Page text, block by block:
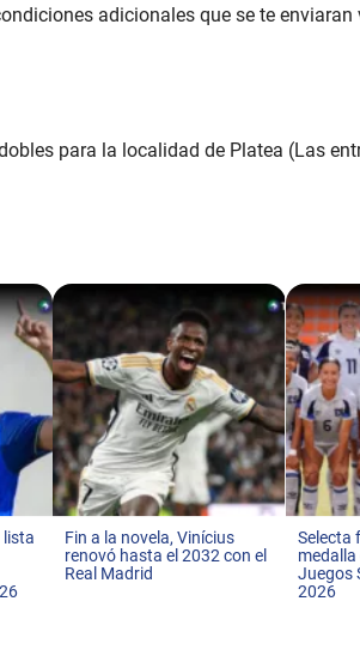
adicionales que se te enviaran
para la localidad de Platea (Las
lista
Fin a la novela, Vinícius
renovó hasta el 2032 con el
Real Madrid
Selecta
medalla
Juegos
2026